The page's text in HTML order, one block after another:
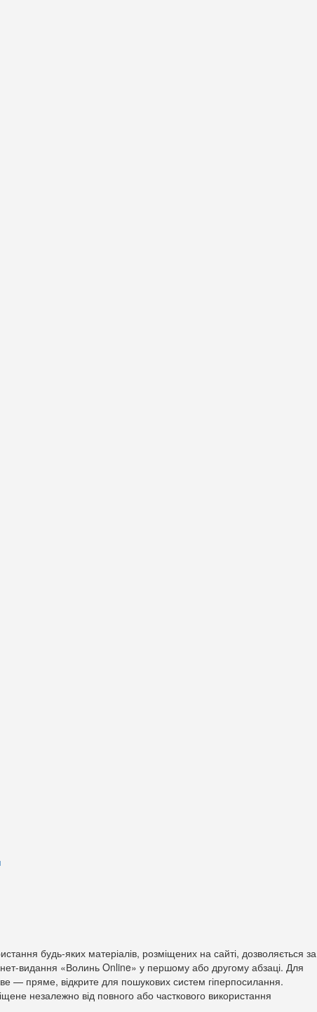
будь-яких матеріалів, розміщених на сайті, дозволяється за
видання «Волинь Online» у першому або другому абзаці. Для
— пряме, відкрите для пошукових систем гіперпосилання.
незалежно від повного або часткового використання